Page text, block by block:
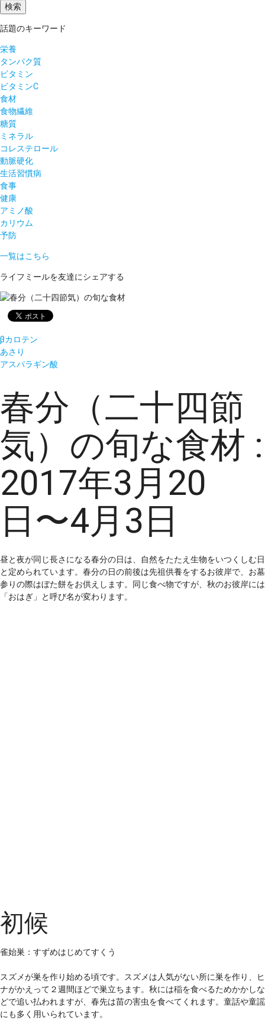
話題のキーワード
栄養
タンパク質
ビタミン
ビタミンC
食材
食物繊維
糖質
ミネラル
コレステロール
動脈硬化
生活習慣病
食事
健康
アミノ酸
カリウム
予防
一覧はこちら
ライフミールを友達にシェアする
βカロテン
あさり
アスパラギン酸
春分（二十四節
気）の旬な食材 :
2017年3月20
日〜4月3日
昼と夜が同じ長さになる春分の日は、自然をたたえ生物をいつくしむ日
と定められています。春分の日の前後は先祖供養をするお彼岸で、お墓
参りの際はぼた餅をお供えします。同じ食べ物ですが、秋のお彼岸には
「おはぎ」と呼び名が変わります。
初候
雀始巣：すずめはじめてすくう
スズメが巣を作り始める頃です。スズメは人気がない所に巣を作り、ヒ
ナがかえって２週間ほどで巣立ちます。秋には稲を食べるためかかしな
どで追い払われますが、春先は苗の害虫を食べてくれます。童話や童謡
にも多く用いられています。